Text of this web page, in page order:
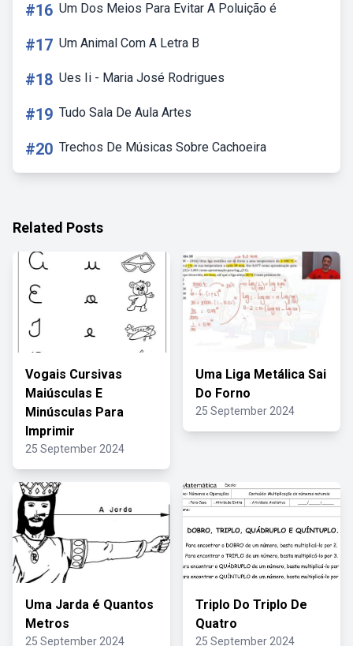
#16 Um Dos Meios Para Evitar A Poluição é
#17 Um Animal Com A Letra B
#18 Ues Ii - Maria José Rodrigues
#19 Tudo Sala De Aula Artes
#20 Trechos De Músicas Sobre Cachoeira
Related Posts
Vogais Cursivas
Maiúsculas E
Minúsculas Para
Imprimir
25 September 2024
Uma Liga Metálica Sai
Do Forno
25 September 2024
Uma Jarda é Quantos
Metros
25 September 2024
Triplo Do Triplo De
Quatro
25 September 2024